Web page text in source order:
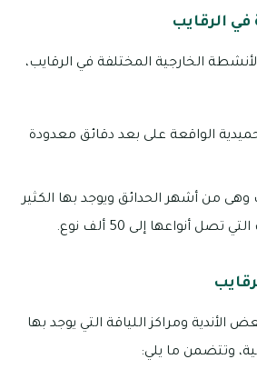
الرقايب
الخارجية المختلفة في الرقايب،
الواقعة على بعد دقائق معدودة
وهى من أشهر الحدائق ويوجد بها الكثير
تصل أنواعها إلى 50 ألف نوع.
الأندية ومراكز اللياقة التي يوجد بها
وتتضمن ما يلي: